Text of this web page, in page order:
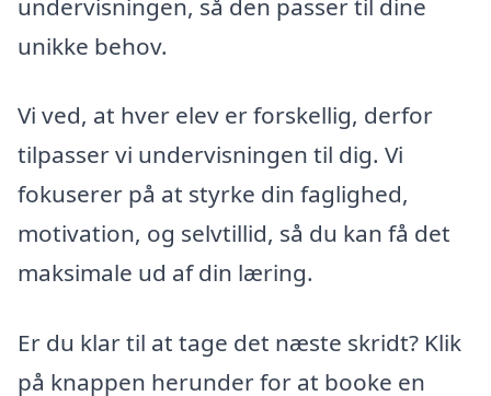
undervisningen, så den passer til dine
unikke behov.
Vi ved, at hver elev er forskellig, derfor
tilpasser vi undervisningen til dig. Vi
fokuserer på at styrke din faglighed,
motivation, og selvtillid, så du kan få det
maksimale ud af din læring.
Er du klar til at tage det næste skridt? Klik
på knappen herunder for at booke en